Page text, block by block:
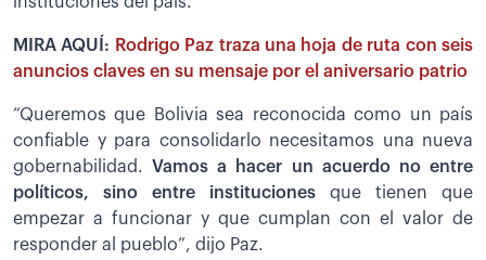
MIRA AQUÍ: Rodrigo Paz traza una hoja de ruta con seis
anuncios claves en su mensaje por el aniversario patrio
“Queremos que Bolivia sea reconocida como un país
confiable y para consolidarlo necesitamos una nueva
gobernabilidad.
Vamos a hacer un acuerdo no entre
políticos, sino entre instituciones que tienen que
empezar a funcionar y que cumplan con el valor de
responder al pueblo”, dijo Paz.